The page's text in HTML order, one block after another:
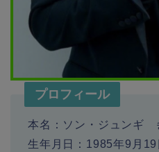
プロフィール
本名：ソン・ジュンギ
生年月日：1985年9月19